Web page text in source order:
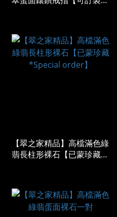
【翠之家精品】高檔滿色綠
翡長柱形裸石【已蒙珍藏